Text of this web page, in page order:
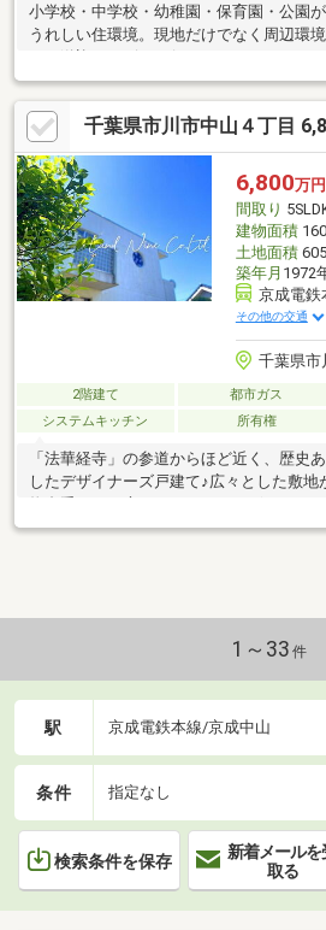
小学校・中学校・幼稚園・保育園・公園
うれしい住環境。現地だけでなく周辺環
い。
千葉県市川市中山４丁目
6,800万円
間取り
建物面積
土地面積
築年月 1972
京成電鉄
その他の交通
千葉県市
2階建て 都市ガス
システムキッチン
所有権
「法華経寺」の参道からほど近く、歴史
したデザイナーズ戸建て♪広々とした敷地
い。
1～33 件
駅 京成電鉄本線/京成中山
条件 指定なし
検索条件を保存
新着メールを
取る